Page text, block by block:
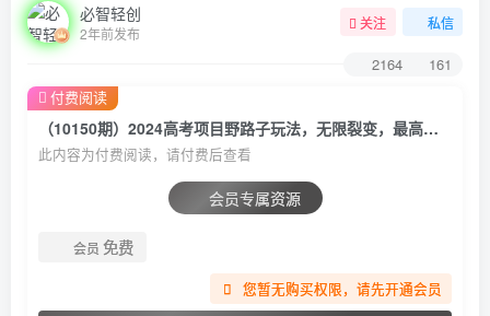
必智轻创
2年前发布
关注 私信
2164 161
（10150期）2024高考项目野路子玩法，无限裂变，最高一天1W＋！
此内容为付费阅读，请付费后查看
会员专属资源
会员 免费
您暂无购买权限，请先开通会员
付费阅读